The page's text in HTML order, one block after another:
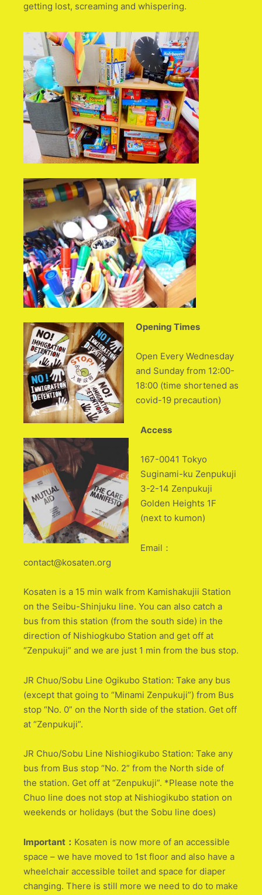
getting lost, screaming and whispering.
Opening Times
Open Every Wednesday
and Sunday from 12:00-
18:00 (time shortened as
covid-19 precaution)
Access
167-0041 Tokyo
Suginami-ku Zenpukuji
3-2-14 Zenpukuji
Golden Heights 1F
(next to kumon)
Email：
contact@kosaten.org
Kosaten is a 15 min walk from Kamishakujii Station
on the Seibu-Shinjuku line. You can also catch a
bus from this station (from the south side) in the
direction of Nishiogkubo Station and get off at
“Zenpukuji” and we are just 1 min from the bus stop.
JR Chuo/Sobu Line Ogikubo Station: Take any bus
(except that going to “Minami Zenpukuji”) from Bus
stop “No. 0” on the North side of the station. Get off
at “Zenpukuji”.
JR Chuo/Sobu Line Nishiogikubo Station: Take any
bus from Bus stop “No. 2” from the North side of
the station. Get off at “Zenpukuji”. *Please note the
Chuo line does not stop at Nishiogikubo station on
weekends or holidays (but the Sobu line does)
Important： Kosaten is now more of an accessible
space – we have moved to 1st floor and also have a
wheelchair accessible toilet and space for diaper
changing. There is still more we need to do to make